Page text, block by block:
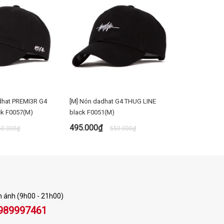
PREMI3R G4
F0057(M)
[M] Nón dadhat G4 THUG LINE
black F0051(M)
495.000₫ 550.000₫
ánh (9h00 - 21h00)